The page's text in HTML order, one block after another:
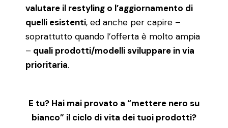
valutare il restyling o l’aggiornamento di
quelli esistenti, ed anche per capire –
soprattutto quando l’offerta è molto ampia
– quali prodotti/modelli sviluppare in via
prioritaria.
E tu? Hai mai provato a “mettere nero su
bianco” il ciclo di vita dei tuoi prodotti?